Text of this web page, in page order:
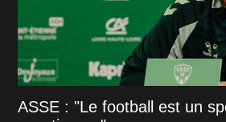
ASSE : "Le football est un